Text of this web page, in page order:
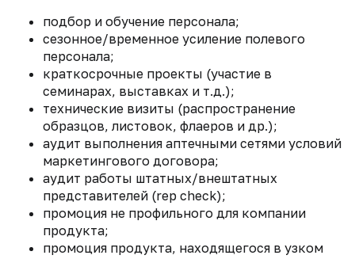
подбор и обучение персонала;
сезонное/временное усиление полевого
персонала;
краткосрочные проекты (участие в
семинарах, выставках и т.д.);
технические визиты (распространение
образцов, листовок, флаеров и др.);
аудит выполнения аптечными сетями условий
маркетингового договора;
аудит работы штатных/внештатных
представителей (rep check);
промоция не профильного для компании
продукта;
промоция продукта, находящегося в узком